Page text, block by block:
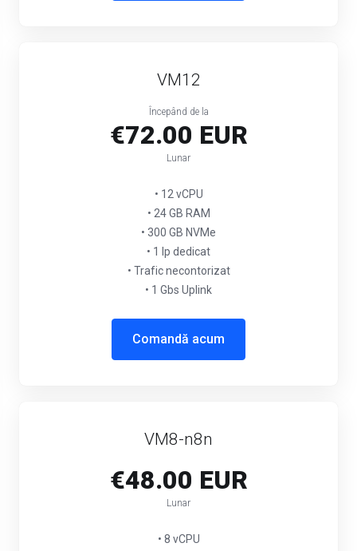
VM12
Începând de la
€72.00 EUR
Lunar
• 12 vCPU
• 24 GB RAM
• 300 GB NVMe
• 1 Ip dedicat
• Trafic necontorizat
• 1 Gbs Uplink
Comandă acum
VM8-n8n
€48.00 EUR
Lunar
• 8 vCPU